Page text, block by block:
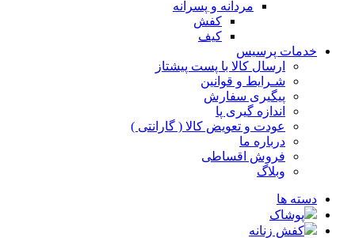
مردانه و پسرانه
پرسیس
ارسال کالا با پست پیشتاز
شـرایط و قوانین
پیگیری سفارش
اندازه گیری پا
عودت و تعویض کالا ( گارانتی )
درباره ما
فروش اقساطی
ها
پوشاک
کفش زنانه